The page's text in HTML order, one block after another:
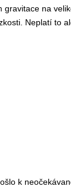
na
Neplatí to
k